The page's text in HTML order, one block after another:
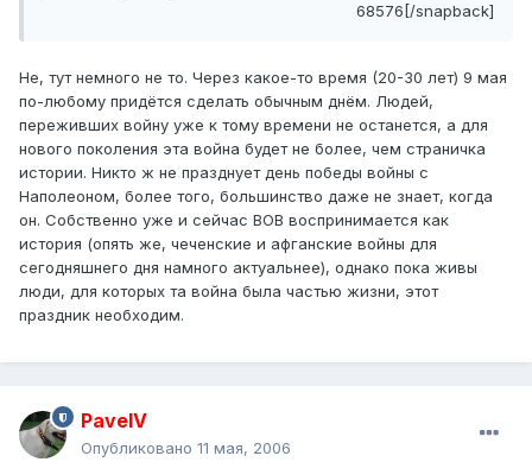
68576[/snapback]
Не, тут немного не то. Через какое-то время (20-30 лет) 9 мая
по-любому придётся сделать обычным днём. Людей,
переживших войну уже к тому времени не останется, а для
нового поколения эта война будет не более, чем страничка
истории. Никто ж не празднует день победы войны с
Наполеоном, более того, большинство даже не знает, когда
он. Собственно уже и сейчас ВОВ воспринимается как
история (опять же, чеченские и афганские войны для
сегодняшнего дня намного актуальнее), однако пока живы
люди, для которых та война была частью жизни, этот
праздник необходим.
PavelV
Опубликовано 11 мая, 2006